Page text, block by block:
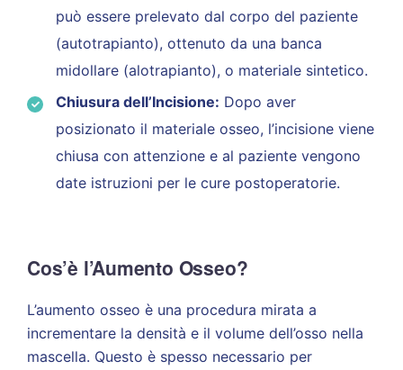
può essere prelevato dal corpo del paziente
(autotrapianto), ottenuto da una banca
midollare (alotrapianto), o materiale sintetico.
Chiusura dell’Incisione: Dopo aver
posizionato il materiale osseo, l’incisione viene
chiusa con attenzione e al paziente vengono
date istruzioni per le cure postoperatorie.
Cos’è l’Aumento Osseo?
L’aumento osseo è una procedura mirata a
incrementare la densità e il volume dell’osso nella
mascella. Questo è spesso necessario per